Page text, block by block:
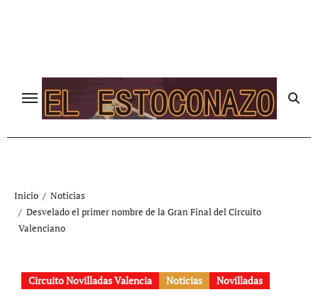
Inicio
Noticias
Desvelado el primer nombre de la Gran Final del Circuito
Valenciano
Circuito Novilladas Valencia Noticias Novilladas